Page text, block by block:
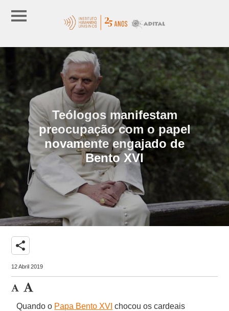
Teólogos manifestam
preocupação com o papel
novamente engajado de
Bento XVI
share
12 Abril 2019
Quando o Papa Bento XVI chocou os cardeais